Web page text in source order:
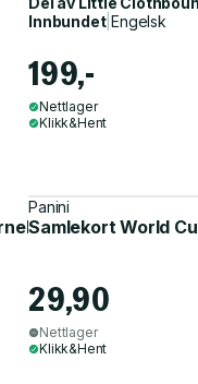
Innbundet|Engelsk
199,-
Nettlager
Klikk&Hent
Panini
Samlekort World
29,90
Nettlager
Klikk&Hent